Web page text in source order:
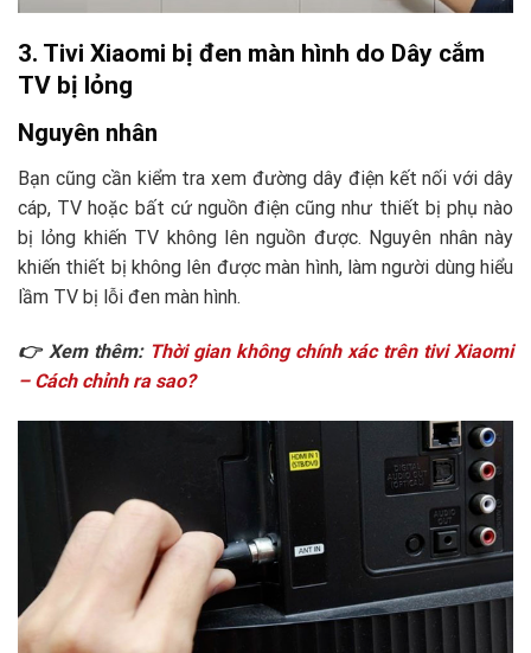
3. Tivi Xiaomi bị đen màn hình do Dây cắm
TV bị lỏng
Nguyên nhân
Bạn cũng cần kiểm tra xem đường dây điện kết nối với dây
cáp, TV hoặc bất cứ nguồn điện cũng như thiết bị phụ nào
bị lỏng khiến TV không lên nguồn được. Nguyên nhân này
khiến thiết bị không lên được màn hình, làm người dùng hiểu
lầm TV bị lỗi đen màn hình.
👉 Xem thêm: Thời gian không chính xác trên tivi Xiaomi
– Cách chỉnh ra sao?